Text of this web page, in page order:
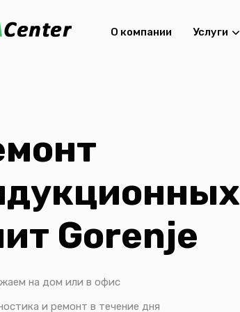
О компании Услуги
Gorenje
на дом или в офис
и ремонт в течение дня